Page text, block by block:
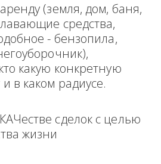
(земля, дом, баня,
средства,
- бензопила,
какую конкретную
в каком радиусе.
сделок с целью
жизни